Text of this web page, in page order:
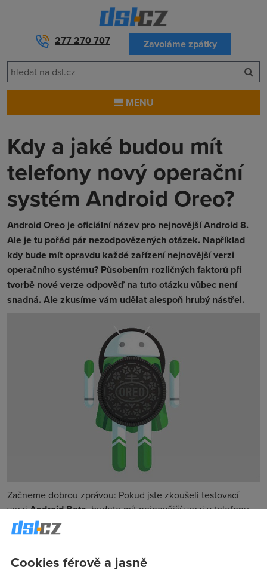
277 270 707 Zavoláme zpátky
MENU
Kdy a jaké budou mít
telefony nový operační
systém Android Oreo?
Android Oreo je oficiální název pro nejnovější Android 8.
Ale je tu pořád pár nezodpovězených otázek. Například
kdy bude mít opravdu každé zařízení nejnovější verzi
operačního systému? Působením rozličných faktorů při
tvorbě nové verze odpověď na tuto otázku vůbec není
snadná. Ale zkusíme vám udělat alespoň hrubý nástřel.
Začneme dobrou zprávou: Pokud jste zkoušeli testovací
verziAndroid Beta, budete mít nejnovější verzi v telefonu
„brzo“. Co to přesně znamená, zatím nevíme, ale jestli tuto
verzi máte, budete jako první (kromě vlastníků Google
upozornění a podobně.
Cookies férově a jasně